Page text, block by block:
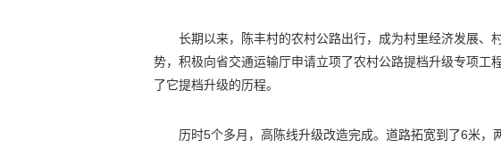
长期以来，陈丰村的农村公路出行，成为村里经济发展、
势，积极向省交通运输厅申请立项了农村公路提档升级专项工
了它提档升级的历程。
历时5个多月，高陈线升级改造完成。道路拓宽到了6米